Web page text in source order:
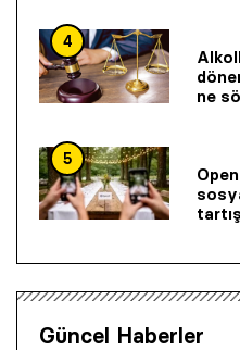
4
ne
5
Güncel Haberler